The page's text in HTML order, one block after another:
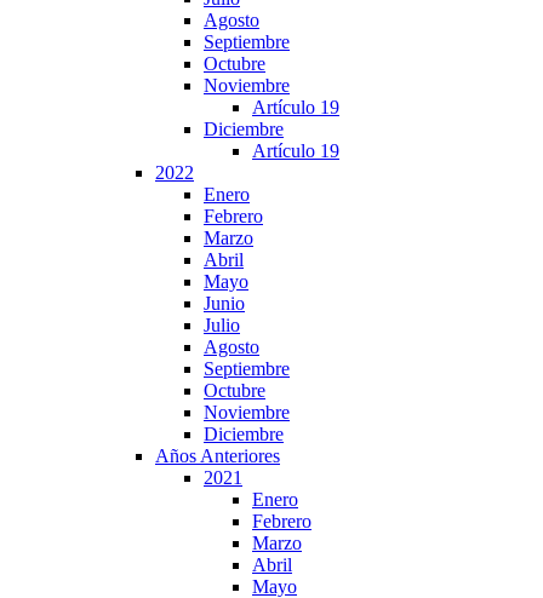
Agosto
Septiembre
Octubre
Noviembre
Artículo 19
Diciembre
Artículo 19
2022
Enero
Febrero
Marzo
Abril
Mayo
Junio
Julio
Agosto
Septiembre
Octubre
Noviembre
Diciembre
Años Anteriores
2021
Enero
Febrero
Marzo
Abril
Mayo